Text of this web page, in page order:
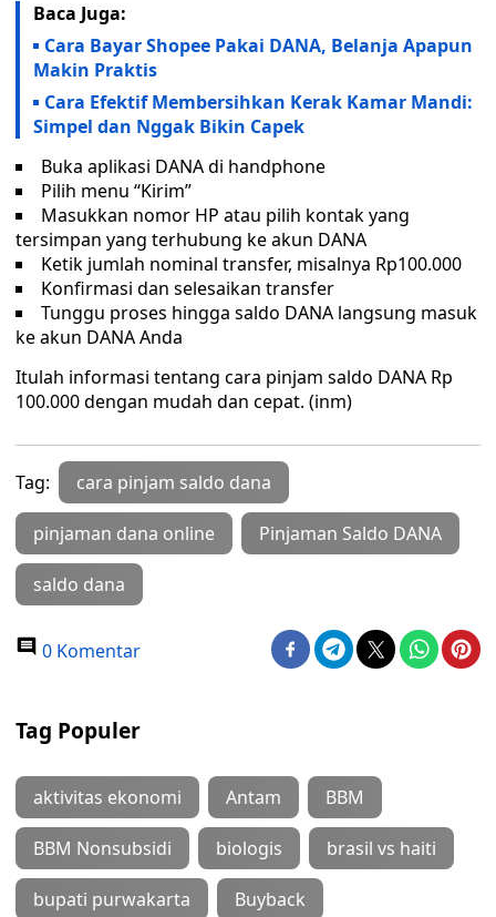
Baca Juga:
Cara Bayar Shopee Pakai DANA, Belanja Apapun
Makin Praktis
Cara Efektif Membersihkan Kerak Kamar Mandi:
Simpel dan Nggak Bikin Capek
Buka aplikasi DANA di handphone
Pilih menu “Kirim”
Masukkan nomor HP atau pilih kontak yang
tersimpan yang terhubung ke akun DANA
Ketik jumlah nominal transfer, misalnya Rp100.000
Konfirmasi dan selesaikan transfer
Tunggu proses hingga saldo DANA langsung masuk
ke akun DANA Anda
Itulah informasi tentang cara pinjam saldo DANA Rp
100.000 dengan mudah dan cepat. (inm)
Tag: cara pinjam saldo dana
pinjaman dana online Pinjaman Saldo DANA
saldo dana
0 Komentar
Tag Populer
aktivitas ekonomi Antam BBM
BBM Nonsubsidi biologis brasil vs haiti
bupati purwakarta Buyback